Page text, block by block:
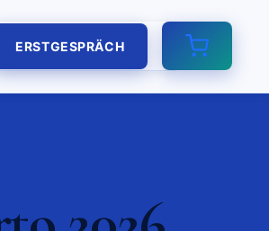
ERSTGESPRÄCH